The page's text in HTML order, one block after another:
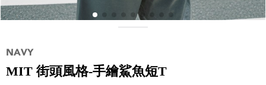
MIT 街頭風格-手繪鯊魚短T